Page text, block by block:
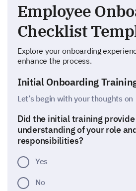
Employee
Checklist
Explore your onboarding
enhance the process.
Initial Onboarding
Let’s begin with your thoughts on
Did the initial training provide
understanding of your role
responsibilities?
Yes
No